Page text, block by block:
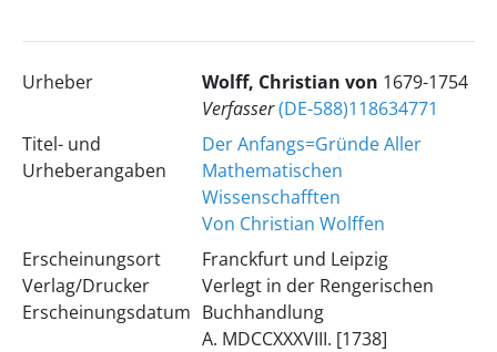
Urheber Wolff, Christian von 1679-1754
Verfasser(DE-588)118634771
Titel- und
Urheberangaben
Der Anfangs=Gründe Aller
Mathematischen
Wissenschafften
Von Christian Wolffen
Erscheinungsort
Verlag/Drucker
Erscheinungsdatum
Franckfurt und Leipzig
Verlegt in der Rengerischen
Buchhandlung
A. MDCCXXXVIII. [1738]